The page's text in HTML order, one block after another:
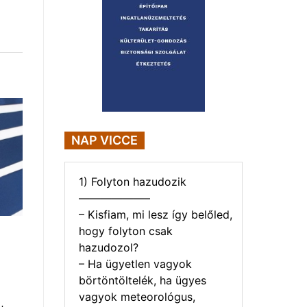
NAP VICCE
1) Folyton hazudozik
——————–
– Kisfiam, mi lesz így belőled,
hogy folyton csak
hazudozol?
– Ha ügyetlen vagyok
börtöntöltelék, ha ügyes
vagyok meteorológus,